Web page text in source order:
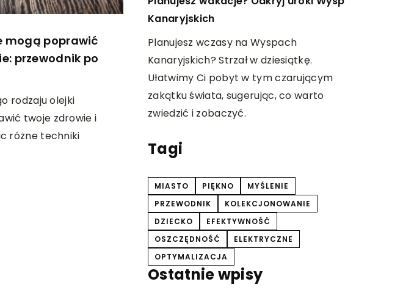
mogą poprawić
przewodnik po
rodzaju olejki
twoje zdrowie i
różne techniki
w codziennym
konopne mogą
i dobre samopoczucie
Poznaj ich zastosowania i
dla ciała oraz
Kanaryjskich
Planujesz wczasy na Wyspach
Kanaryjskich? Strzał w dziesiątkę.
Ułatwimy Ci pobyt w tym czarującym
zakątku świata, sugerując, co warto
zwiedzić i zobaczyć.
Tagi
MIASTO PIĘKNO
MYŚLENIE
PRZEWODNIK
KOLEKCJONOWANIE
DZIECKO
EFEKTYWNOŚĆ
OSZCZĘDNOŚĆ
ELEKTRYCZNE
OPTYMALIZACJA
Ostatnie wpisy